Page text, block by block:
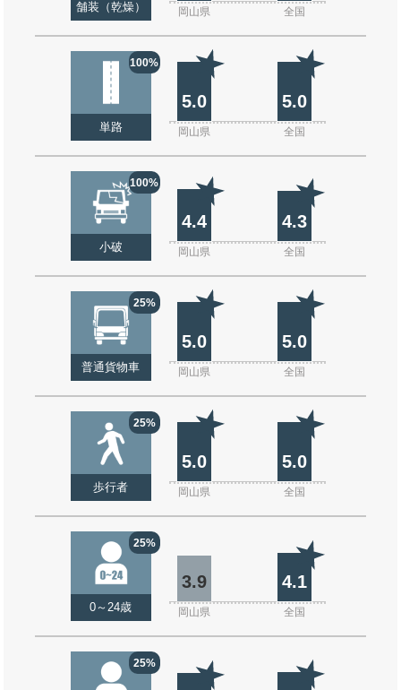
舗装（乾燥） 岡山県 全国
100%
単路
5.0 5.0
岡山県 全国
100%
小破
4.4 4.3
岡山県 全国
25%
普通貨物車
5.0 5.0
岡山県 全国
25%
歩行者
5.0 5.0
岡山県 全国
25%
0～24歳
3.9 4.1
岡山県 全国
25%